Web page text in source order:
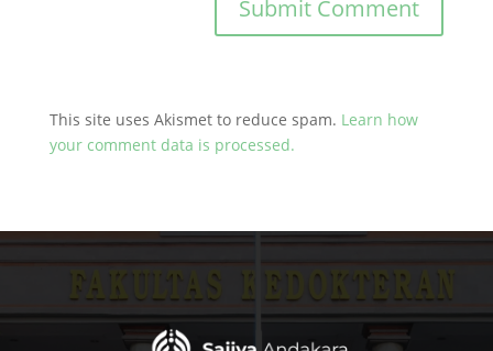
This site uses Akismet to reduce spam. Learn how
your comment data is processed.